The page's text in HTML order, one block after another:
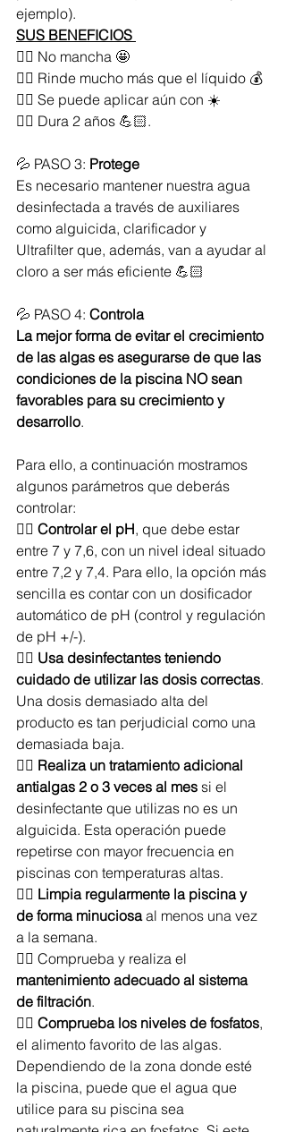
ejemplo).
SUS BENEFICIOS
👉🏻 No mancha 🤩
👉🏻 Rinde mucho más que el líquido 💰
👉🏻 Se puede aplicar aún con ☀️
👉🏻 Dura 2 años 💪🏻.
💦 PASO 3: Protege
Es necesario mantener nuestra agua
desinfectada a través de auxiliares
como alguicida, clarificador y
Ultrafilter que, además, van a ayudar al
cloro a ser más eficiente 💪🏻
💦 PASO 4: Controla
La mejor forma de evitar el crecimiento
de las algas es asegurarse de que las
condiciones de la piscina NO sean
favorables para su crecimiento y
desarrollo.
Para ello, a continuación mostramos
algunos parámetros que deberás
controlar:
👉🏻 Controlar el pH, que debe estar
entre 7 y 7,6, con un nivel ideal situado
entre 7,2 y 7,4. Para ello, la opción más
sencilla es contar con un dosificador
automático de pH (control y regulación
de pH +/-).
👉🏻 Usa desinfectantes teniendo
cuidado de utilizar las dosis correctas.
Una dosis demasiado alta del
producto es tan perjudicial como una
demasiada baja.
👉🏻 Realiza un tratamiento adicional
antialgas 2 o 3 veces al mes si el
desinfectante que utilizas no es un
alguicida. Esta operación puede
repetirse con mayor frecuencia en
piscinas con temperaturas altas.
👉🏻 Limpia regularmente la piscina y
de forma minuciosa al menos una vez
a la semana.
👉🏻 Comprueba y realiza el
mantenimiento adecuado al sistema
de filtración.
👉🏻 Comprueba los niveles de fosfatos,
el alimento favorito de las algas.
Dependiendo de la zona donde esté
la piscina, puede que el agua que
utilice para su piscina sea